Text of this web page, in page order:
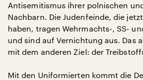
Antisemitismus ihrer polnischen
Nachbarn. Die Judenfeinde, die
haben, tragen Wehrmachts-, SS-
und sind auf Vernichtung aus. Das
mit dem anderen Ziel: der
Mit den Uniformierten kommt die